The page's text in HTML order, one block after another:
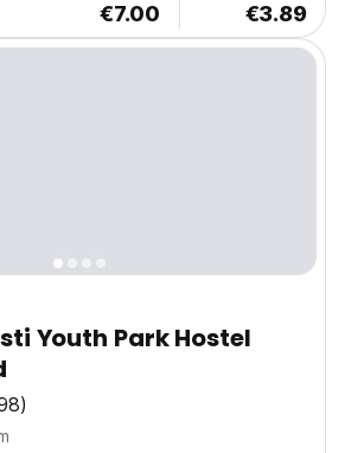
€7.00 €3.89
Youth Park Hostel